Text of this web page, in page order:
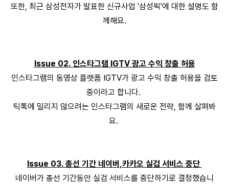
또한, 최근 삼성전자가 발표한 신규사업 '삼성픽'에 대한 설명도 함
께해요.
Issue 02. 인스타그램 IGTV 광고 수익 창출 허용
인스타그램의 동영상 플랫폼 IGTV가 광고 수익 창출 허용을 검토
중이라고 합니다.
틱톡에 밀리지 않으려는 인스타그램의 새로운 전략, 함께 살펴봐
요.
Issue 03. 총선 기간 네이버,카카오 실검 서비스 중단
네이버가 총선 기간동안 실검 서비스를 중단하기로 결정했습니